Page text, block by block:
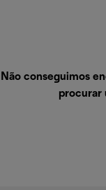
Não conseguimos
procurar